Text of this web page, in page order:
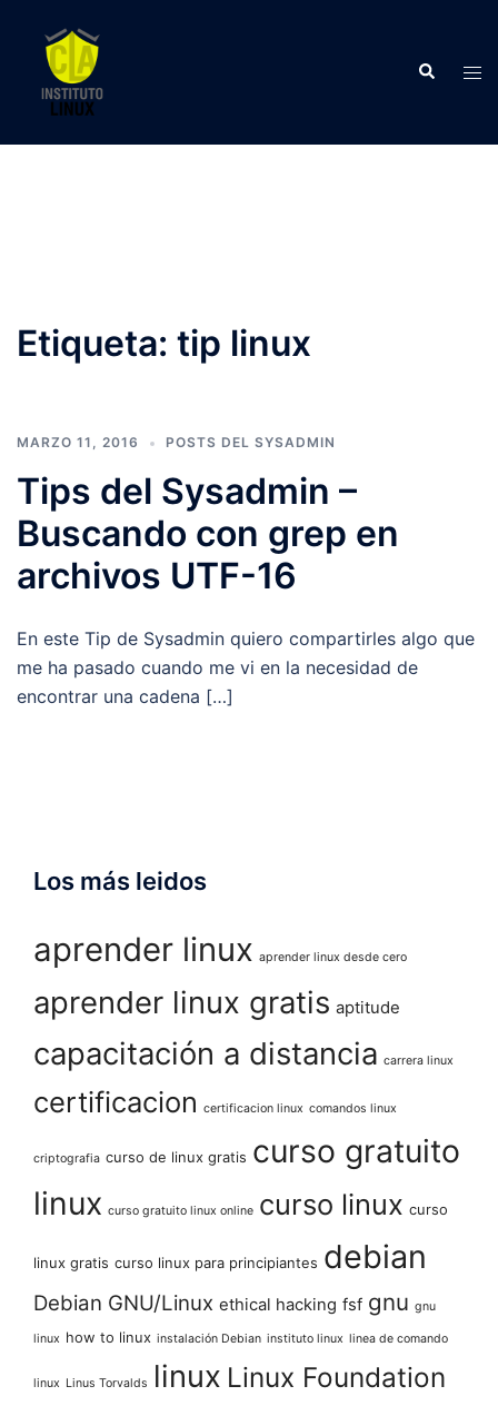
contenido
Buscar
Etiqueta: tip linux
MARZO 11, 2016 POSTS DEL SYSADMIN
Tips del Sysadmin –
Buscando con grep en
archivos UTF-16
En este Tip de Sysadmin quiero compartirles algo que
me ha pasado cuando me vi en la necesidad de
encontrar una cadena […]
Los más leidos
aprender linux aprender linux desde cero
aprender linux gratis aptitude
capacitación a distancia carrera linux
certificacion certificacion linux comandos linux
criptografia curso de linux gratis curso gratuito
linux curso gratuito linux online curso linux curso
linux gratis curso linux para principiantes debian
Debian GNU/Linux ethical hacking fsf gnu gnu
linux how to linux instalación Debian instituto linux linea de comando
linux Linus Torvalds linux Linux Foundation